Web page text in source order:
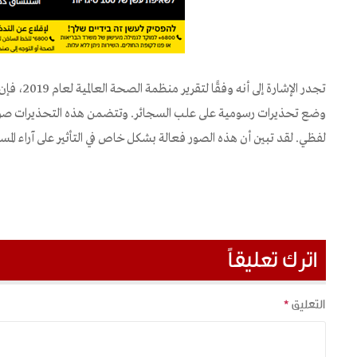
وضع تحذيرات رسومية على علب السجائر. وتتضمن هذه التحذيرات
لفظي. لقد تبين أن هذه الصور فعالة بشكل خاص في التأثير على آراء
اترك تعليقاً
التعليق*